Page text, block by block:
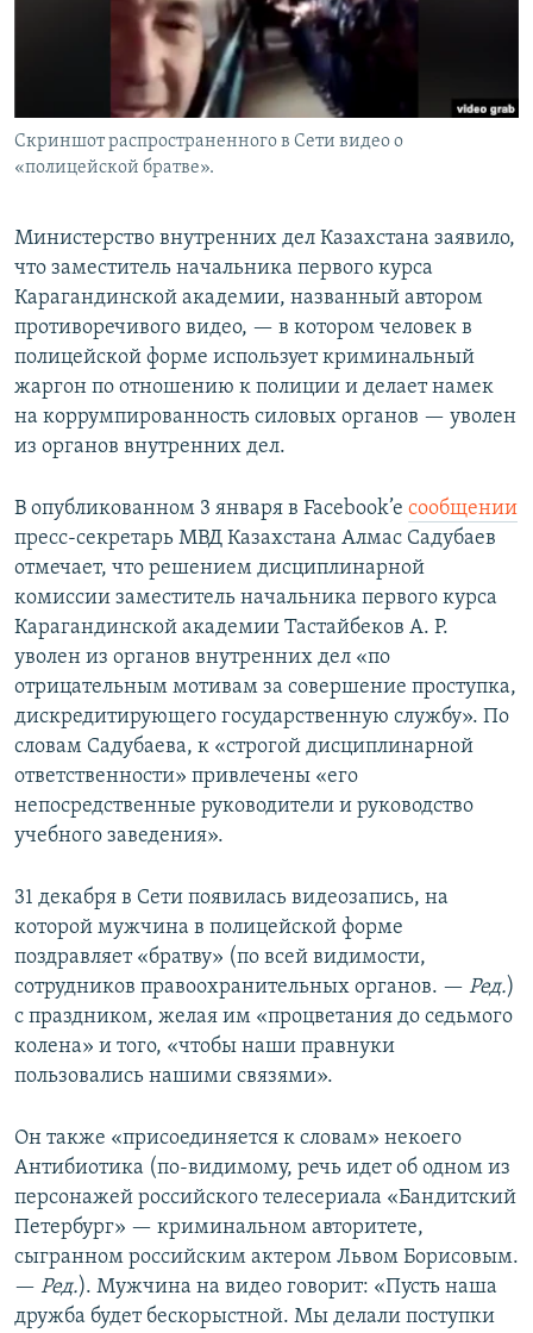
Скриншот распространенного в Сети видео о
«полицейской братве».
Министерство внутренних дел Казахстана заявило,
что заместитель начальника первого курса
Карагандинской академии, названный автором
противоречивого видео, — в котором человек в
полицейской форме использует криминальный
жаргон по отношению к полиции и делает намек
на коррумпированность силовых органов — уволен
из органов внутренних дел.
В опубликованном 3 января в Facebook’e сообщении
пресс-секретарь МВД Казахстана Алмас Садубаев
отмечает, что решением дисциплинарной
комиссии заместитель начальника первого курса
Карагандинской академии Тастайбеков А. Р.
уволен из органов внутренних дел «по
отрицательным мотивам за совершение проступка,
дискредитирующего государственную службу». По
словам Садубаева, к «строгой дисциплинарной
ответственности» привлечены «его
непосредственные руководители и руководство
учебного заведения».
31 декабря в Сети появилась видеозапись, на
которой мужчина в полицейской форме
поздравляет «братву» (по всей видимости,
сотрудников правоохранительных органов. — Ред.)
с праздником, желая им «процветания до седьмого
колена» и того, «чтобы наши правнуки
пользовались нашими связями».
Он также «присоединяется к словам» некоего
Антибиотика (по-видимому, речь идет об одном из
персонажей российского телесериала «Бандитский
Петербург» — криминальном авторитете,
сыгранном российским актером Львом Борисовым.
—​ Ред.). Мужчина на видео говорит: «Пусть наша
дружба будет бескорыстной. Мы делали поступки